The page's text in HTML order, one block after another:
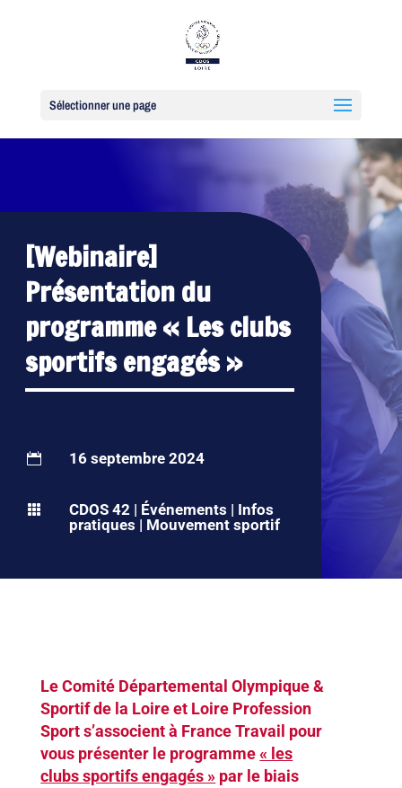
Sélectionner une page
[Webinaire]
Présentation du
programme « Les clubs
sportifs engagés »
 16 septembre 2024
 CDOS 42 | Événements | Infos
pratiques | Mouvement sportif
Le Comité Départemental Olympique &
Sportif de la Loire et Loire Profession
Sport s’associent à France Travail pour
vous présenter le programme« les
clubs sportifs engagés » par le biais